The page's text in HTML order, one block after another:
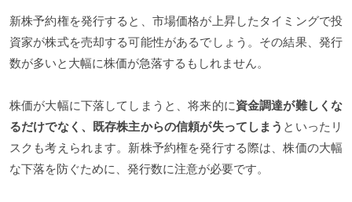
新株予約権を発行すると、市場価格が上昇したタイミングで投
資家が株式を売却する可能性があるでしょう。その結果、発行
数が多いと大幅に株価が急落するもしれません。
株価が大幅に下落してしまうと、将来的に資金調達が難しくな
るだけでなく、既存株主からの信頼が失ってしまう といったリ
スクも考えられます。新株予約権を発行する際は、株価の大幅
な下落を防ぐために、発行数に注意が必要です。